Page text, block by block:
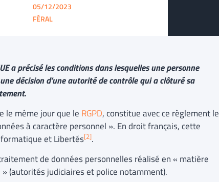
05/12/2023
FÉRAL
a précisé les conditions dans lesquelles une personne
décision d’une autorité de contrôle qui a clôturé sa
le même jour que le RGPD, constitue avec ce règlement le
à caractère personnel ». En droit français, cette
et Libertés[2].
de données personnelles réalisé en « matière
(autorités judiciaires et police notamment).